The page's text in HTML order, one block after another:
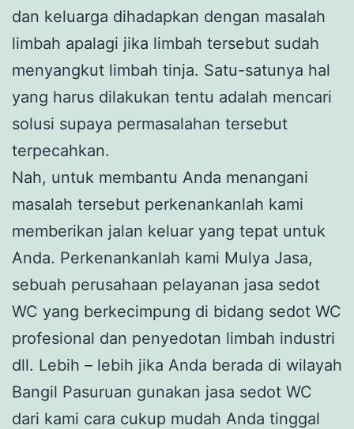
dan keluarga dihadapkan dengan masalah
limbah apalagi jika limbah tersebut sudah
menyangkut limbah tinja. Satu-satunya hal
yang harus dilakukan tentu adalah mencari
solusi supaya permasalahan tersebut
terpecahkan.
Nah, untuk membantu Anda menangani
masalah tersebut perkenankanlah kami
memberikan jalan keluar yang tepat untuk
Anda. Perkenankanlah kami Mulya Jasa,
sebuah perusahaan pelayanan jasa sedot
WC yang berkecimpung di bidang sedot WC
profesional dan penyedotan limbah industri
dll. Lebih – lebih jika Anda berada di wilayah
Bangil Pasuruan gunakan jasa sedot WC
dari kami cara cukup mudah Anda tinggal